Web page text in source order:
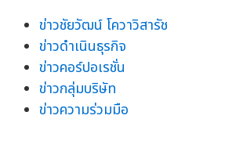
ข่าวชัยวัฒน์ โควาวิสารัช
ข่าวดำเนินธุรกิจ
ข่าวคอร์ปอเรชั่น
ข่าวกลุ่มบริษัท
ข่าวความร่วมมือ